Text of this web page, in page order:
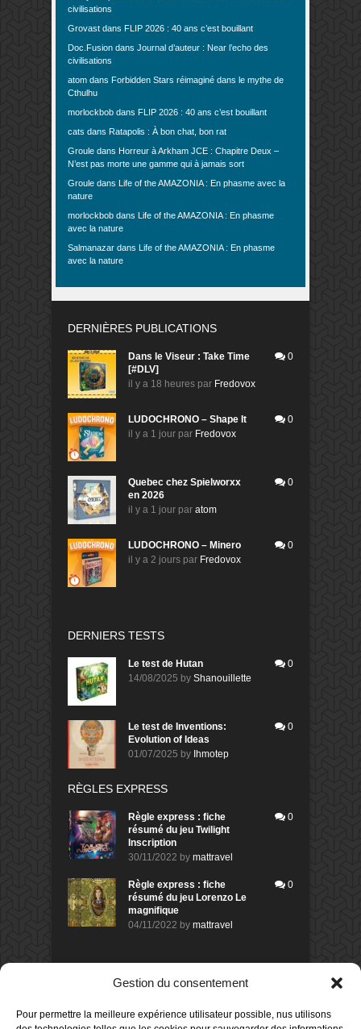
Gestion du consentement
Pour permettre la meilleure expérience utilisateur possible, nus utilisons
civilisations
Grovast dans FLIP 2026 : 40 ans c’est bouillant
Doc.Fusion dans Journal d’auteur : Near l’echo des
civilisations
atom dans Forbidden Stars réimaginé dans le mythe de
Cthulhu
morlockbob dans FLIP 2026 : 40 ans c’est bouillant
cats dans Ratapolis : À bon chat, bon rat
Groule dans Horreur à Arkham JCE : Chapitre Deux –
N’est pas morte une gamme qui à jamais sort
Groule dans Life of the AMAZONIA : En phasme avec la
nature
morlockbob dans Life of the AMAZONIA : En phasme
avec la nature
Salmanazar dans Life of the AMAZONIA : En phasme
avec la nature
DERNIÈRES PUBLICATIONS
Dans le Viseur : Take Time
[#DLV]
il y a 18 heures par Fredovox
0
LUDOCHRONO – Shape It
il y a 1 jour par Fredovox
0
Quebec chez Spielworxx
en 2026
il y a 1 jour par atom
0
LUDOCHRONO – Minero
il y a 2 jours par Fredovox
0
DERNIERS TESTS
Le test de Hutan
14/08/2025 by Shanouillette
0
Le test de Inventions:
Evolution of Ideas
01/07/2025 by Ihmotep
0
RÈGLES EXPRESS
Règle express : fiche
résumé du jeu Twilight
Inscription
30/11/2022 by mattravel
0
Règle express : fiche
résumé du jeu Lorenzo Le
magnifique
04/11/2022 by mattravel
0
DERNIERS AVIS DES MEMBRES
Avis de
Sur le jeu Collect!